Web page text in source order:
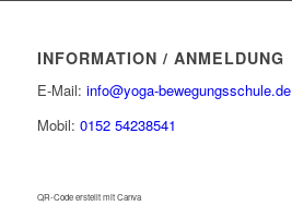
INFORMATION / ANMELDUNG
E-Mail: info@yoga-bewegungsschule.de
Mobil: 0152 54238541
QR-Code erstellt mit Canva